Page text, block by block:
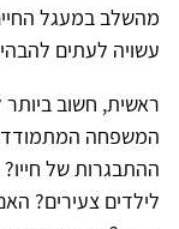
מהשלב במעגל
עשויה לעתים
ראשית, חשוב
המשפחה
ההתבגרות של
לילדים צעירים?